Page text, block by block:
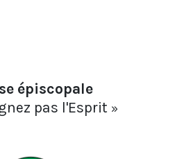
épiscopale
pas l'Esprit »